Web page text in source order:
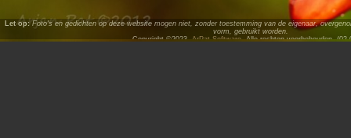
Let op: Foto's en gedichten op deze website mogen niet, zonder toestemming van de eigenaar,
vorm, gebruikt worden.
Copyright ©2023,
ArPat Software. Alle rechten voorbehouden.